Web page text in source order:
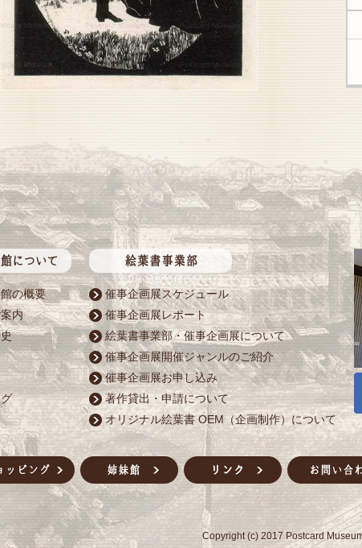
の概要
内
催事企画展スケジュール
催事企画展レポート
絵葉書事業部・催事企画展について
催事企画展開催ジャンルのご紹介
催事企画展お申し込み
著作貸出・申請について
オリジナル絵葉書 OEM（企画制作）について
Copyright (c) 2017 Postcard